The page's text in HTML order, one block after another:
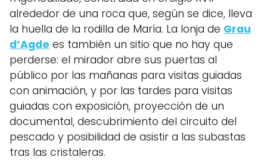
alrededor de una roca que, según se dice, lleva
la huella de la rodilla de María. La lonja de Grau
d’Agde es también un sitio que no hay que
perderse: el mirador abre sus puertas al
público por las mañanas para visitas guiadas
con animación, y por las tardes para visitas
guiadas con exposición, proyección de un
documental, descubrimiento del circuito del
pescado y posibilidad de asistir a las subastas
tras las cristaleras.